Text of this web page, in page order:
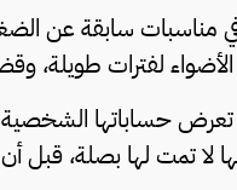
سابقة عن
لفترات طويلة،
حساباتها الشخصية
لا تمت لها بصلة، قبل